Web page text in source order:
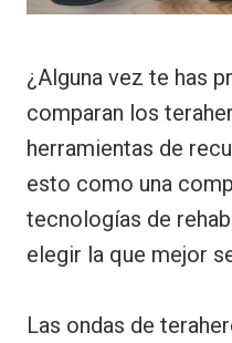
¿Alguna vez te has
comparan los
herramientas de
esto como una
tecnologías de
elegir la que mejor
Las ondas de